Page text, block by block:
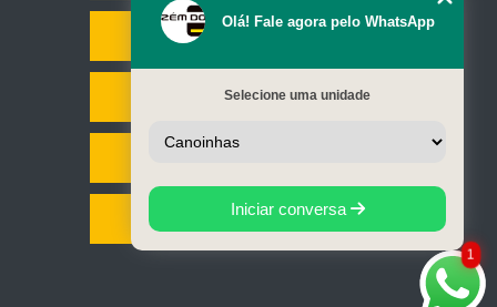
Serviços
Mapa do site
1
Olá! Fale agora pelo WhatsApp
Selecione uma unidade
Iniciar conversa